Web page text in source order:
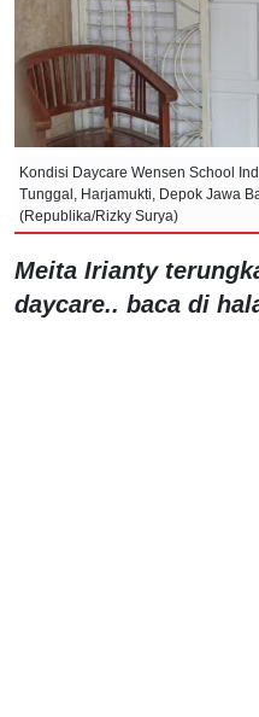
Kondisi Daycare Wensen School
Tunggal, Harjamukti, Depok Jawa
(Republika/Rizky Surya)
Meita Irianty
daycare.. baca di